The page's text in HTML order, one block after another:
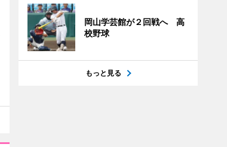
岡山学芸館が２回戦へ 高
校野球
もっと見る